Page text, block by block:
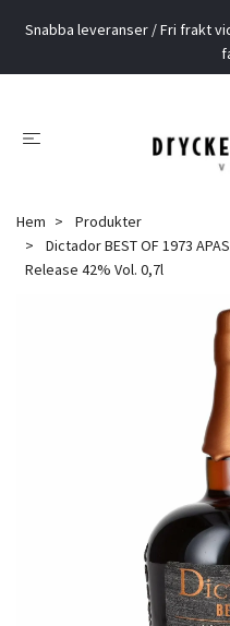
Snabba leveranser / Fri frakt
Hem
Produkter
Dictador BEST OF 1973
Release 42% Vol. 0,7l